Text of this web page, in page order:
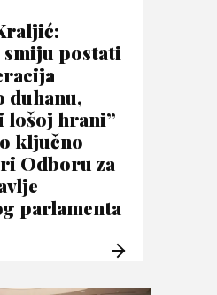
smiju postati
duhanu,
lošoj hrani”
ključno
Odboru za
parlamenta